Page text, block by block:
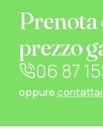
prezzo
06 87
oppure